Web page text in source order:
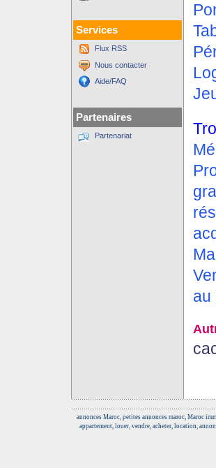
Services
Flux RSS
Nous contacter
Aide/FAQ
Partenaires
Partenariat
au
annonces Maroc, petites annonces maroc, Maroc
appartement, louer, vendre, acheter, location,